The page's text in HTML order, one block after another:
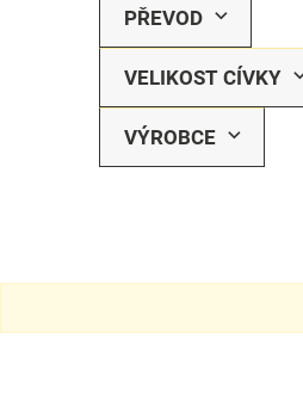
PŘEVOD
VELIKOST CÍVKY
VÝROBCE